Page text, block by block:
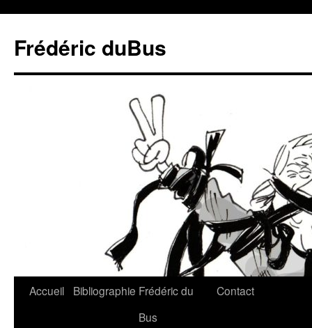
Frédéric duBus
Accueil Bibliographie Frédéric du
Bus
Contact